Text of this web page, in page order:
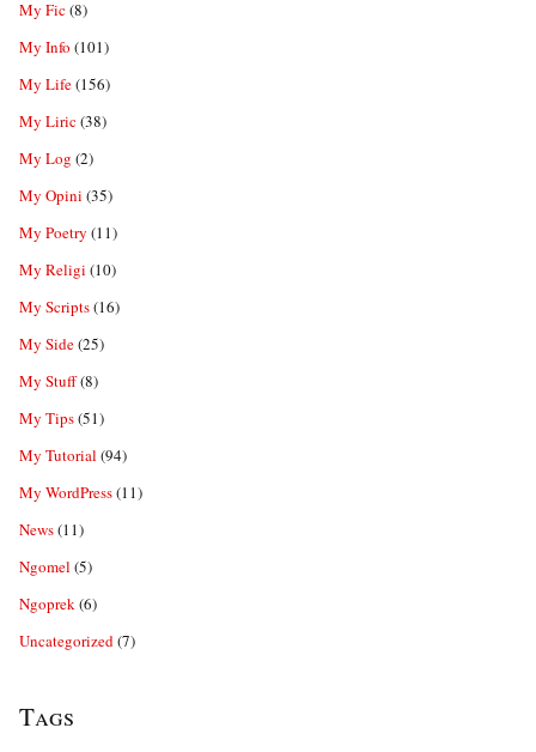
My Fic(8)
My Info (101)
My Life(156)
My Liric(38)
My Log (2)
My Opini (35)
My Poetry (11)
My Religi (10)
My Scripts(16)
My Side(25)
My Stuff(8)
My Tips(51)
My Tutorial (94)
My WordPress(11)
News(11)
Ngomel (5)
Ngoprek(6)
Uncategorized(7)
Tags